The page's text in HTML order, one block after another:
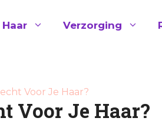
Haar Verzorging
Voor Je Haar?
Voor Je Haar?